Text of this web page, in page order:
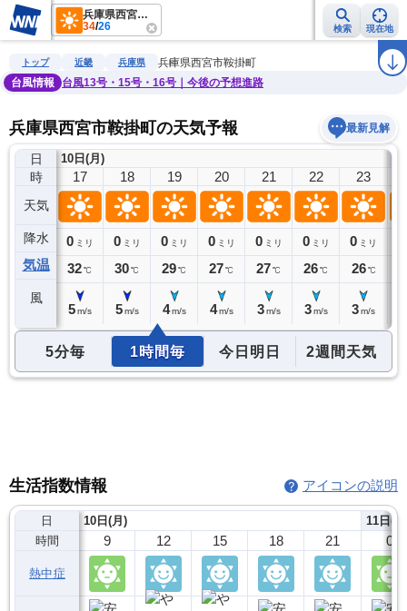
兵庫県西宮市鞍掛町
34/26 検索 現在地
雨雲レーダー 台風情報 地震情報 警報・注意報 ラ
トップ 近畿 兵庫県
兵庫県西宮市鞍掛町
台風情報
台風13号・15号・16号｜今後の予想進路
兵庫県西宮市鞍掛町の天気予報 最新見解
日
時
天気
降水
気温
風
10日(月)
16
0ミリ
33℃
17
0 ミリ
32℃
5 m/s
18
0 ミリ
30℃
5 m/s
19
0 ミリ
29℃
4 m/s
20
0 ミリ
27℃
4 m/s
21
0 ミリ
27℃
3 m/s
22
0 ミリ
26℃
3 m/s
23
0 ミリ
26 ℃
3m/s
5分毎 1時間毎 今日明日 2週間天気
生活指数情報 アイコンの説明
日
時間
熱中症
10日(月)
9 12 15 18 21
11日(
0